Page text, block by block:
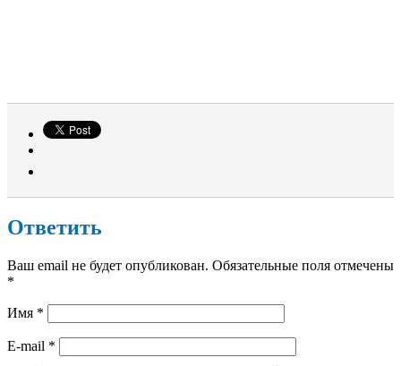
Ответить
Ваш email не будет опубликован. Обязательные поля отмечены
*
Имя *
E-mail *